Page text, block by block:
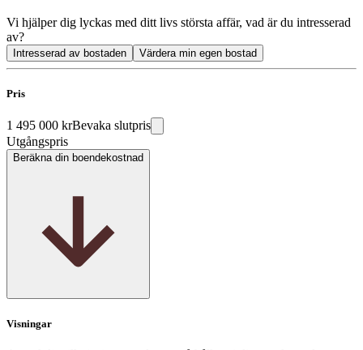
Vi hjälper dig lyckas med ditt livs största affär, vad är du intresserad
av?
Intresserad av bostaden Värdera min egen bostad
Pris
1 495 000 krBevaka slutpris
Utgångspris
Beräkna din boendekostnad
Visningar